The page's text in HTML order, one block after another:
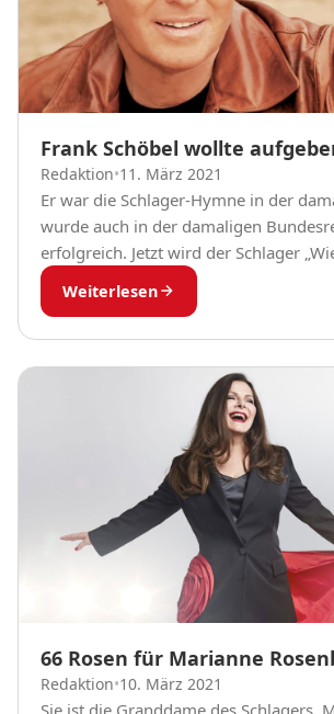
Frank Schöbel wollte
Redaktion•11. März 2021
Er war die Schlager-Hymne in der
wurde auch in der damaligen
erfolgreich. Jetzt wird der Schlager
Jahre alt und gilt heute...
Weiterlesen
66 Rosen für Marianne
Redaktion•10. März 2021
Sie ist die Granddame des Schlagers.